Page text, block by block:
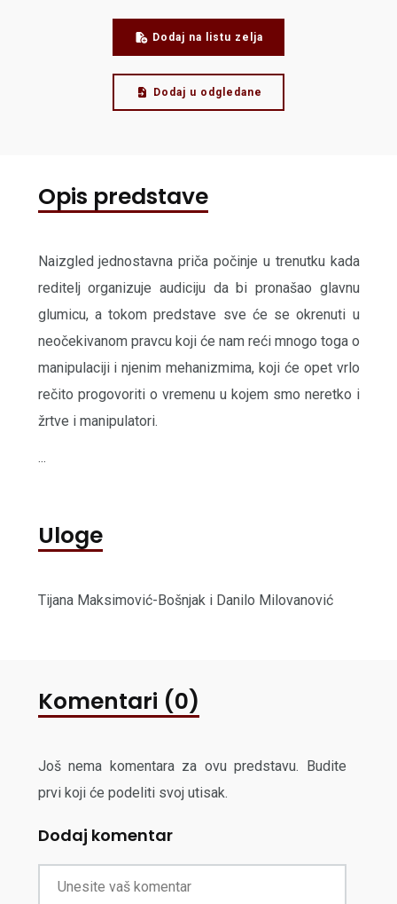
Dodaj na listu zelja
Dodaj u odgledane
Opis predstave
Naizgled jednostavna priča počinje u trenutku kada
reditelj organizuje audiciju da bi pronašao glavnu
glumicu, a tokom predstave sve će se okrenuti u
neočekivanom pravcu koji će nam reći mnogo toga o
manipulaciji i njenim mehanizmima, koji će opet vrlo
rečito progovoriti o vremenu u kojem smo neretko i
žrtve i manipulatori.
...
Uloge
Tijana Maksimović-Bošnjak i Danilo Milovanović
Komentari (0)
Još nema komentara za ovu predstavu. Budite
prvi koji će podeliti svoj utisak.
Dodaj komentar